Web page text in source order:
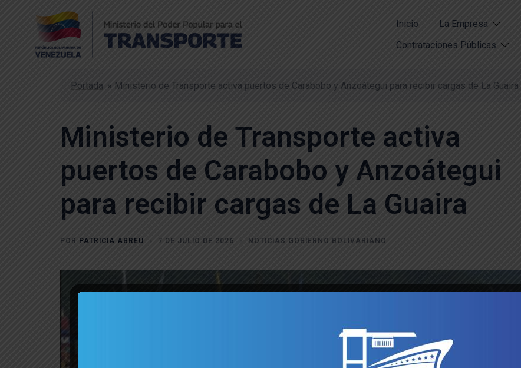
Inicio La Empresa
Contrataciones Públicas
Portada » Ministerio de Transporte activa puertos de Carabobo y Anzoátegui para recibir cargas de La Guaira
Ministerio de Transporte activa
puertos de Carabobo y Anzoátegui
para recibir cargas de La Guaira
POR PATRICIA ABREU 7 DE JULIO DE 2026 NOTICIAS GOBIERNO BOLIVARIANO